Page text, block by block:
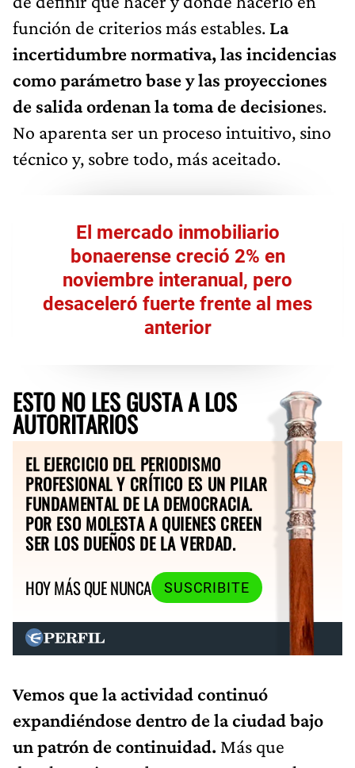
función de criterios más estables. La
incertidumbre normativa, las incidencias
como parámetro base y las proyecciones
de salida ordenan la toma de decisiones.
No aparenta ser un proceso intuitivo, sino
técnico y, sobre todo, más aceitado.
El mercado inmobiliario
bonaerense creció 2% en
noviembre interanual, pero
desaceleró fuerte frente al mes
anterior
ESTO NO LES GUSTA A LOS
AUTORITARIOS
EL EJERCICIO DEL PERIODISMO
PROFESIONAL Y CRÍTICO ES UN PILAR
FUNDAMENTAL DE LA DEMOCRACIA.
POR ESO MOLESTA A QUIENES CREEN
SER LOS DUEÑOS DE LA VERDAD.
HOY MÁS QUE NUNCA
SUSCRIBITE
Vemos que la actividad continuó
expandiéndose dentro de la ciudad bajo
un patrón de continuidad. Más que